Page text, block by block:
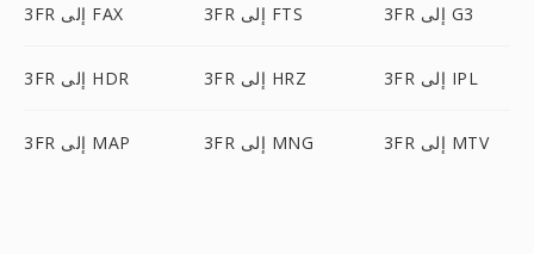
3FR إلى FAX 3FR إلى FTS 3FR إلى G3
3FR إلى HDR 3FR إلى HRZ 3FR إلى IPL
3FR إلى MAP 3FR إلى MNG 3FR إلى MTV